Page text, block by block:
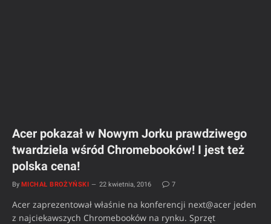
Acer pokazał w Nowym Jorku prawdziwego
twardziela wśród Chromebooków! I jest też
polska cena!
By MICHAŁ BROŻYŃSKI 22 kwietnia, 2016 7
Acer zaprezentował właśnie na konferencji next@acer jeden
z najciekawszych Chromebooków na rynku. Sprzęt